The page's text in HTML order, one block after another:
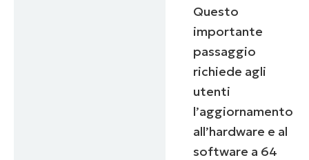
Questo
importante
passaggio
richiede agli
utenti
l’aggiornamento
all’hardware e al
software a 64